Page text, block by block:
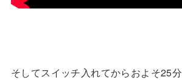
そしてスイッチ入れてからおよそ25分